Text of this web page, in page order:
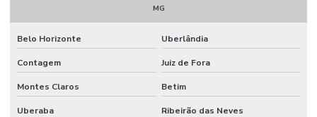
Filtro De Combustível Para Motor Diesel
Filtro De Óleo
Filtro De Óleo Auto Peças Em Belo Horizonte
MG
Belo Horizonte Uberlândia
Contagem Juiz de Fora
Montes Claros Betim
Uberaba Ribeirão das Neves